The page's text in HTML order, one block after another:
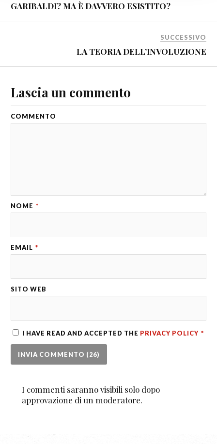
GARIBALDI? MA È DAVVERO ESISTITO?
SUCCESSIVO
LA TEORIA DELL’INVOLUZIONE
Lascia un commento
COMMENTO
NOME *
EMAIL *
SITO WEB
I HAVE READ AND ACCEPTED THE PRIVACY POLICY *
I commenti saranno visibili solo dopo
approvazione di un moderatore.